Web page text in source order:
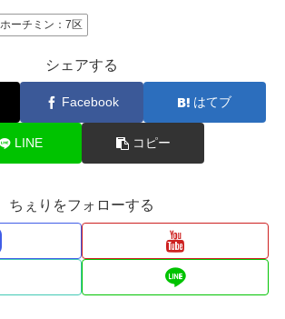
ホーチミン：7区
シェアする
Facebook はてブ
LINE コピー
ちぇりをフォローする